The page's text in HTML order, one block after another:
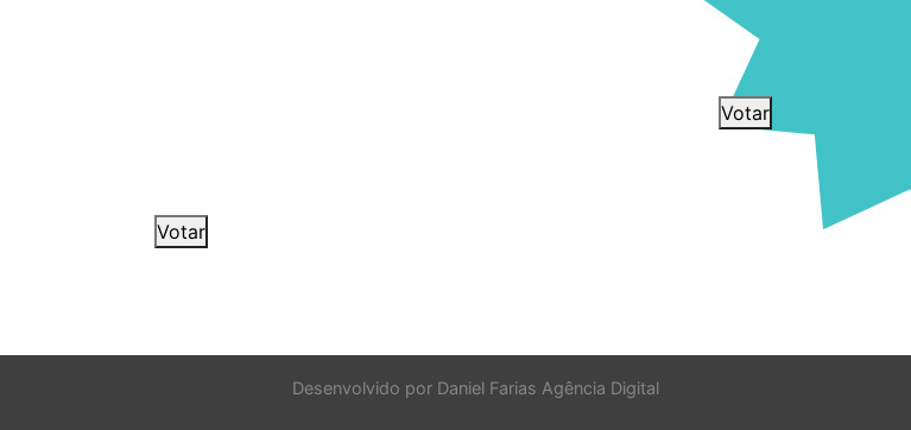
Votar
Votar
Desenvolvido por Daniel Farias Agência Digital